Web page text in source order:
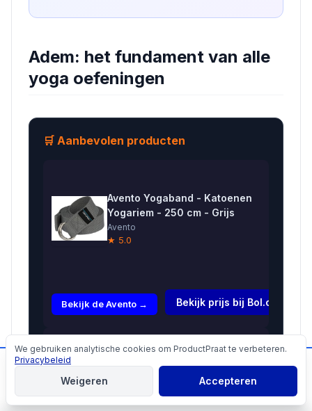
Adem: het fundament van alle
yoga oefeningen
🛒 Aanbevolen producten
Avento Yogaband - Katoenen
Yogariem - 250 cm - Grijs
Avento
★ 5.0
Bekijk de Avento → Bekijk prijs bij Bol.com →
Yoga riem
Bekijk de Yoga →
Cookies
We gebruiken analytische cookies om ProductPraat te verbeteren.
Privacybeleid
Weigeren Accepteren
📬Mis geen producttips!
Aanmelden